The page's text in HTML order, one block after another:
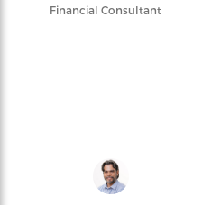
Financial Consultant